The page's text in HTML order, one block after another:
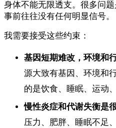
身体不能无限透支。很多问
事前往往没有任何明显信号。
我需要接受这些约束：
基因短期难改，环境和
源大致有基因、环境和
的是饮食、睡眠、运动
慢性炎症和代谢失衡是
压力、肥胖、睡眠不足